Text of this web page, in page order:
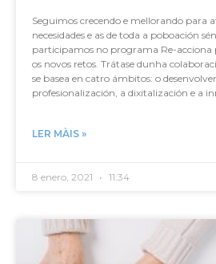
Seguimos crecendo e mellorando para
necesidades e as de toda a poboación
participamos no programa Re-acciona
os novos retos. Trátase dunha
se basea en catro ámbitos: o
profesionalización, a dixitalización e a
LER MÀIS »
8 enero, 2021 11:34